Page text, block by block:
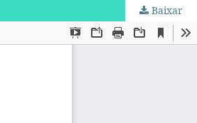
Baixar